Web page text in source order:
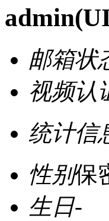
admin
邮箱状
视频认
统计信
性别保
生日-